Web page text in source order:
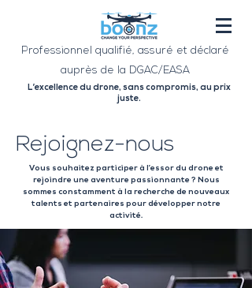
Professionnel qualifié, assuré et déclaré
auprès de la DGAC/EASA
L’excellence du drone, sans compromis, au prix
juste.
Rejoignez-nous
Vous souhaitez participer à l’essor du drone et
rejoindre une aventure passionnante ? Nous
sommes constamment à la recherche de nouveaux
talents et partenaires pour développer notre
activité.